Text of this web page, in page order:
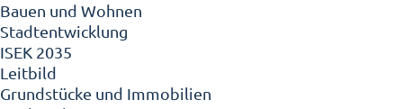
Bauen und Wohnen
Stadtentwicklung
ISEK 2035
Leitbild
Grundstücke und Immobilien